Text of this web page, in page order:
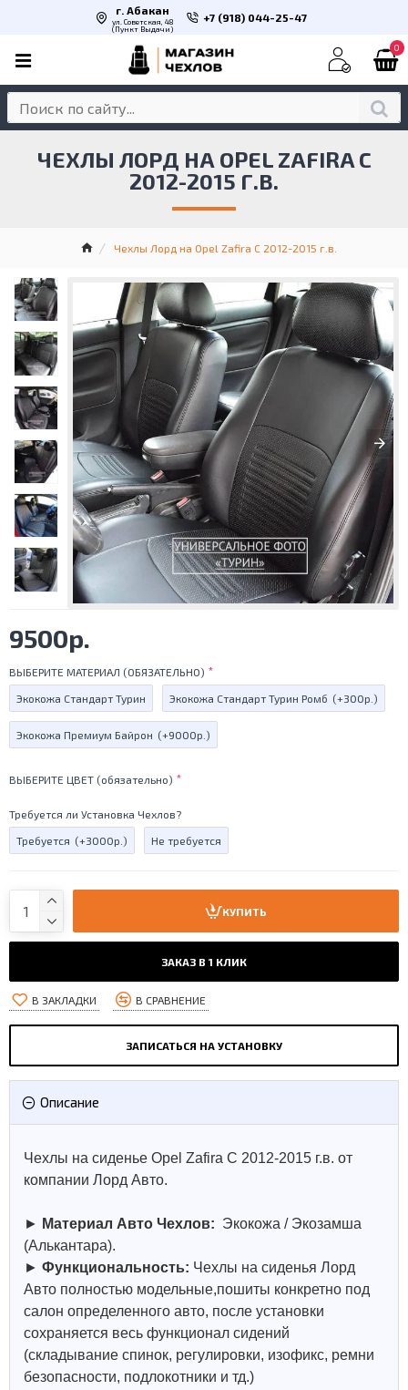
г. Абакан
ул. Советская, 48
(Пункт Выдачи)
+7 (918) 044-25-47
0
Чехлы Лорд на Opel Zafira C 2012-2015 г.в.
ЧЕХЛЫ ЛОРД НА OPEL ZAFIRA C
2012-2015 Г.В.
9500р.
ВЫБЕРИТЕ МАТЕРИАЛ (ОБЯЗАТЕЛЬНО)
Экокожа Стандарт Турин Экокожа Стандарт Турин Ромб (+300р.)
Экокожа Премиум Байрон (+9000р.)
ВЫБЕРИТЕ ЦВЕТ (обязательно)
Требуется ли Установка Чехлов?
Требуется (+3000р.) Не требуется
КУПИТЬ
ЗАКАЗ В 1 КЛИК
В ЗАКЛАДКИ В СРАВНЕНИЕ
ЗАПИСАТЬСЯ НА УСТАНОВКУ
Описание
Чехлы на сиденье Opel Zafira C 2012-2015 г.в. от
компании Лорд Авто.
► Материал Авто Чехлов: Экокожа / Экозамша
(Алькантара).
► Функциональность: Чехлы на сиденья Лорд
Авто полностью модельные,пошиты конкретно под
салон определенного авто, после установки
сохраняется весь функционал сидений
(складывание спинок, регулировки, изофикс, ремни
безопасности, подлокотники и тд.)